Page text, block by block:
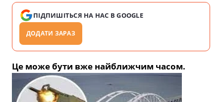
ПІДПИШІТЬСЯ НА НАС В GOOGLE
ДОДАТИ ЗАРАЗ
Це може бути вже найближчим часом.